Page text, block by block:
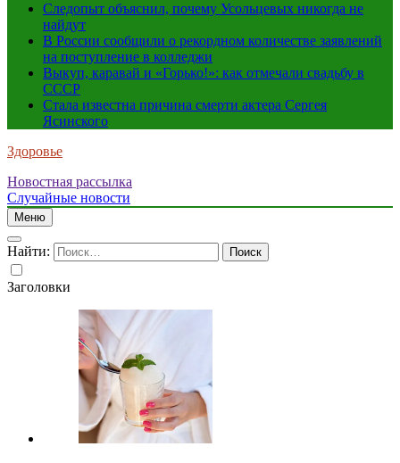
Следопыт объяснил, почему Усольцевых никогда не
найдут
В России сообщили о рекордном количестве заявлений
на поступление в колледжи
Выкуп, каравай и «Горько!»: как отмечали свадьбу в
СССР
Стала известна причина смерти актера Сергея
Ясинского
Здоровье
Новостная рассылка
Случайные новости
Меню
Найти:
Заголовки